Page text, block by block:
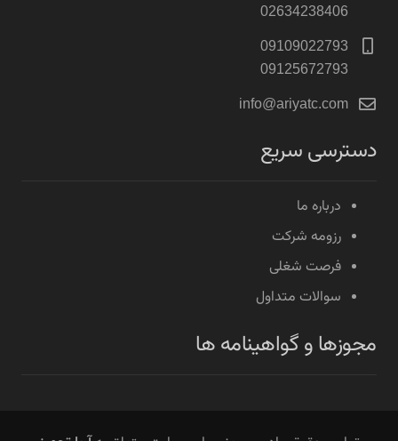
02634238406
09109022793
09125672793
info@ariyatc.com
دسترسی سریع
درباره ما
رزومه شرکت
فرصت شغلی
سوالات متداول
مجوزها و گواهینامه ها